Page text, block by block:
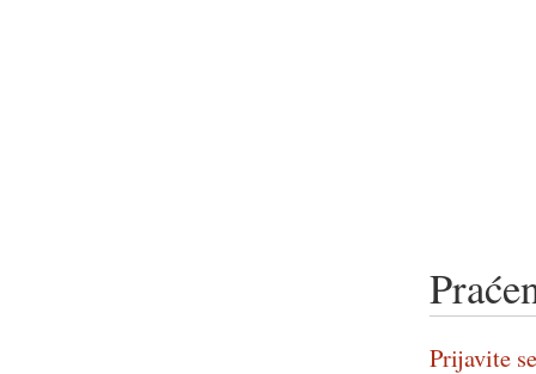
Prijavite